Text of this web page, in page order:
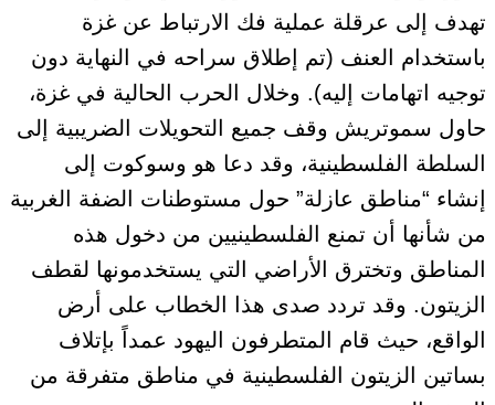
تهدف إلى عرقلة عملية فك الارتباط عن غزة
باستخدام العنف (تم إطلاق سراحه في النهاية دون
توجيه اتهامات إليه). وخلال الحرب الحالية في غزة،
حاول سموتريش وقف جميع التحويلات الضريبية إلى
السلطة الفلسطينية، وقد دعا هو وسوكوت إلى
إنشاء “مناطق عازلة” حول مستوطنات الضفة الغربية
من شأنها أن تمنع الفلسطينيين من دخول هذه
المناطق وتخترق الأراضي التي يستخدمونها لقطف
الزيتون. وقد تردد صدى هذا الخطاب على أرض
الواقع، حيث قام المتطرفون اليهود عمداً بإتلاف
بساتين الزيتون الفلسطينية في مناطق متفرقة من